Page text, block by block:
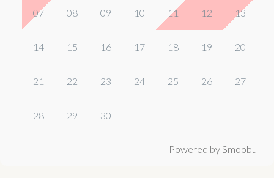
07 08 09 10 11 12 13
14 15 16 17 18 19 20
21 22 23 24 25 26 27
28 29 30
Powered by Smoobu